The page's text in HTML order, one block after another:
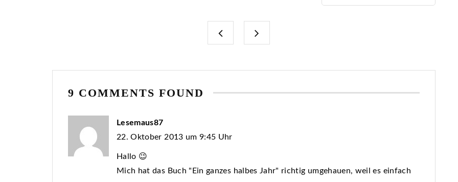
9 COMMENTS FOUND
Lesemaus87
22. Oktober 2013 um 9:45 Uhr
Hallo 😉
Mich hat das Buch "Ein ganzes halbes Jahr" richtig umgehauen, weil es einfach